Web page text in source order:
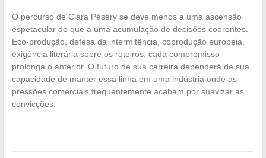
O percurso de Clara Pésery se deve menos a uma ascensão
espetacular do que a uma acumulação de decisões coerentes.
Eco-produção, defesa da intermitência, coprodução europeia,
exigência literária sobre os roteiros: cada compromisso
prolonga o anterior. O futuro de sua carreira dependerá de sua
capacidade de manter essa linha em uma indústria onde as
pressões comerciais frequentemente acabam por suavizar as
convicções.